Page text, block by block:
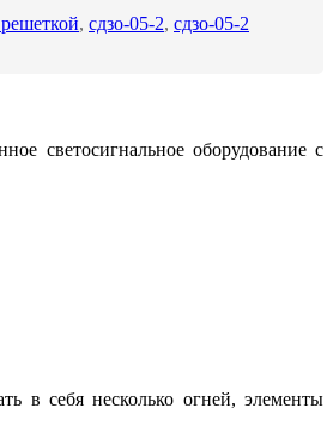
, сдзо-05-2, сдзо-05-2
светосигнальное оборудование с
в себя несколько огней, элементы